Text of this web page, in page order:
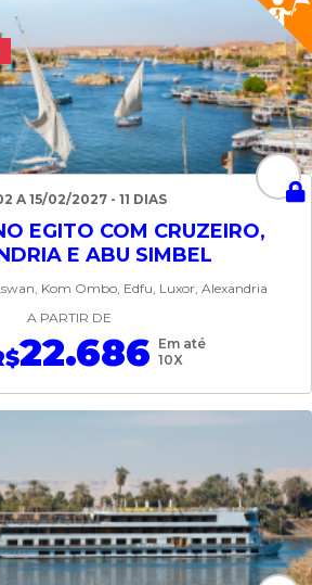
A 15/02/2027 - 11 DIAS
EGITO COM CRUZEIRO,
E ABU SIMBEL
Kom Ombo, Edfu, Luxor, Alexandria
A PARTIR DE
22.686 Em até
10X